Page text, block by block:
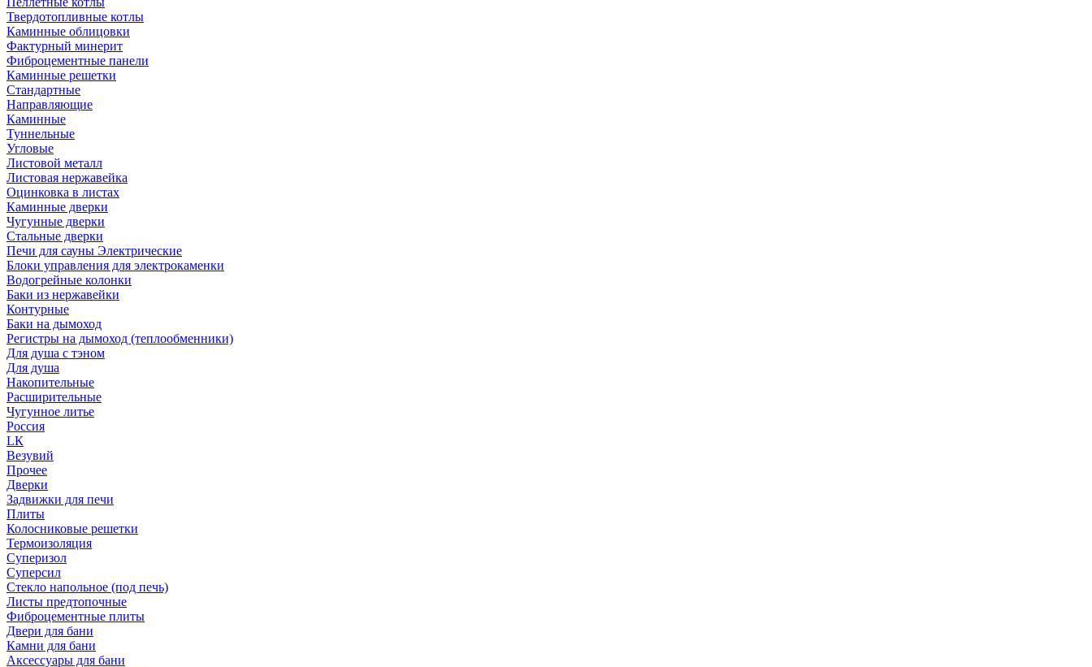
Твердотопливные котлы
Каминные облицовки
Фактурный минерит
Фиброцементные панели
Каминные решетки
Стандартные
Направляющие
Каминные
Туннельные
Угловые
Листовой металл
Листовая нержавейка
Оцинковка в листах
Каминные дверки
Чугунные дверки
Стальные дверки
Печи для сауны Электрические
Блоки управления для электрокаменки
Водогрейные колонки
Баки из нержавейки
Контурные
Баки на дымоход
Регистры на дымоход (теплообменники)
Для душа с тэном
Для душа
Накопительные
Расширительные
Чугунное литье
Россия
LК
Везувий
Прочее
Дверки
Задвижки для печи
Плиты
Колосниковые решетки
Термоизоляция
Суперизол
Суперсил
Стекло напольное (под печь)
Листы предтопочные
Фиброцементные плиты
Двери для бани
Камни для бани
Аксессуары для бани